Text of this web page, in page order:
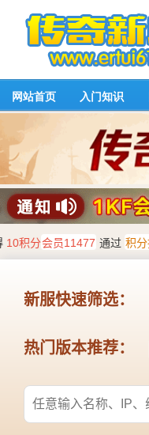
网站首页 入门知识